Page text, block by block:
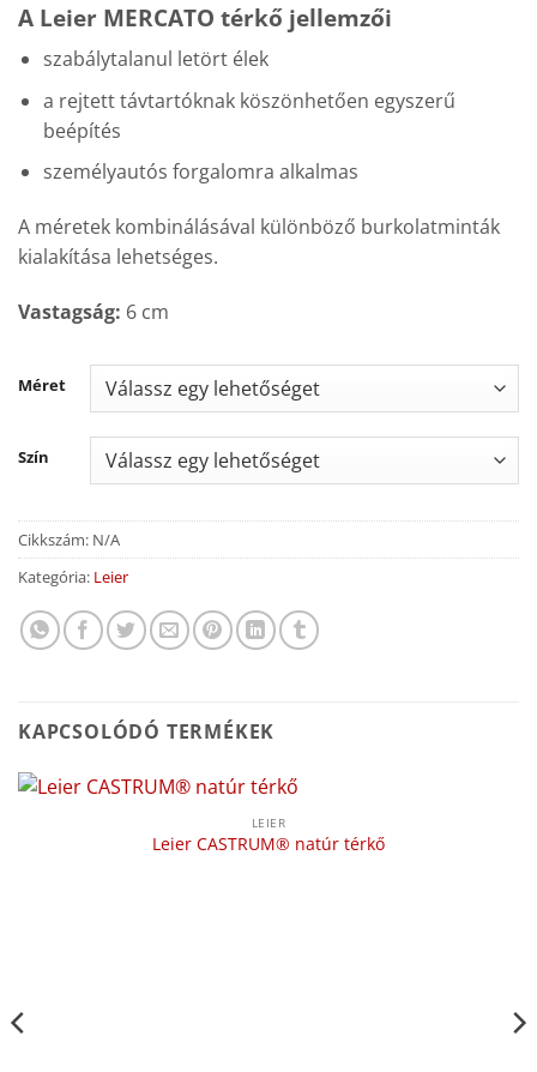
A Leier MERCATO térkő jellemzői
szabálytalanul letört élek
a rejtett távtartóknak köszönhetően egyszerű
beépítés
személyautós forgalomra alkalmas
A méretek kombinálásával különböző burkolatminták
kialakítása lehetséges.
Vastagság: 6 cm
Méret
Szín
Cikkszám: N/A
Kategória: Leier
KAPCSOLÓDÓ TERMÉKEK
LEIER
Leier CASTRUM® natúr térkő